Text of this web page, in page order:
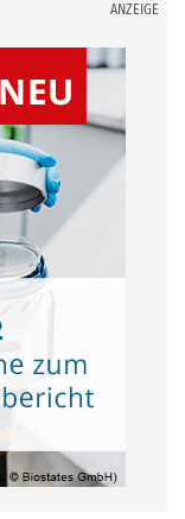
ANZEIGE